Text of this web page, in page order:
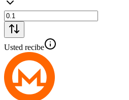
Usted recibe